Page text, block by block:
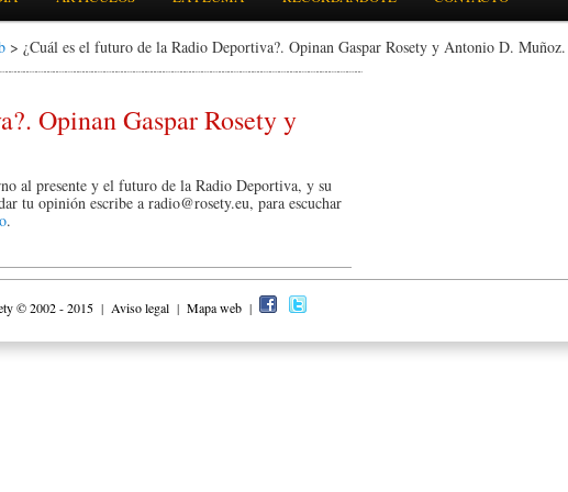
> ¿Cuál es el futuro de la Radio Deportiva?. Opinan Gaspar Rosety y Antonio D. Muñoz.
Opinan Gaspar Rosety y
al presente y el futuro de la Radio Deportiva, y su
tu opinión escribe a radio@rosety.eu, para escuchar
.
© 2002 - 2015 | Aviso legal | Mapa web |